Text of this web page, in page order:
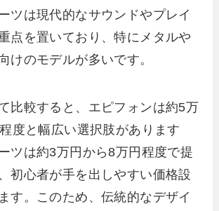
ツは現代的なサウンドやプレイ
点を置いており、特にメタルや
けのモデルが多いです。
比較すると、エピフォンは約5万
度と幅広い選択肢があります
ツは約3万円から8万円程度で提
初心者が手を出しやすい価格設
す。このため、伝統的なデザイ